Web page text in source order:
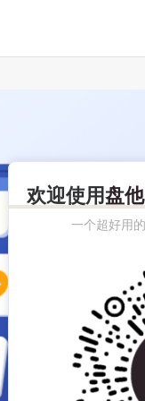
欢迎使用盘他
一个超好用